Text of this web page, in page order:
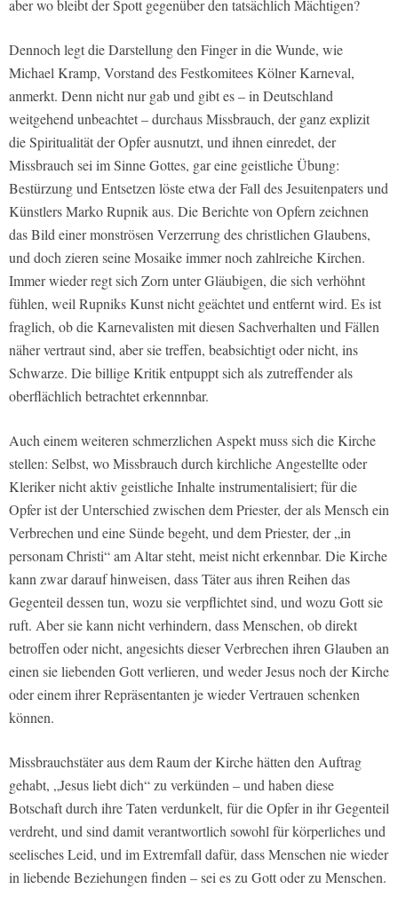
aber wo bleibt der Spott gegenüber den tatsächlich Mächtigen?
Dennoch legt die Darstellung den Finger in die Wunde, wie
Michael Kramp, Vorstand des Festkomitees Kölner Karneval,
anmerkt. Denn nicht nur gab und gibt es – in Deutschland
weitgehend unbeachtet – durchaus Missbrauch, der ganz explizit
die Spiritualität der Opfer ausnutzt, und ihnen einredet, der
Missbrauch sei im Sinne Gottes, gar eine geistliche Übung:
Bestürzung und Entsetzen löste etwa der Fall des Jesuitenpaters und
Künstlers Marko Rupnik aus. Die Berichte von Opfern zeichnen
das Bild einer monströsen Verzerrung des christlichen Glaubens,
und doch zieren seine Mosaike immer noch zahlreiche Kirchen.
Immer wieder regt sich Zorn unter Gläubigen, die sich verhöhnt
fühlen, weil Rupniks Kunst nicht geächtet und entfernt wird. Es ist
fraglich, ob die Karnevalisten mit diesen Sachverhalten und Fällen
näher vertraut sind, aber sie treffen, beabsichtigt oder nicht, ins
Schwarze. Die billige Kritik entpuppt sich als zutreffender als
oberflächlich betrachtet erkennnbar.
Auch einem weiteren schmerzlichen Aspekt muss sich die Kirche
stellen: Selbst, wo Missbrauch durch kirchliche Angestellte oder
Kleriker nicht aktiv geistliche Inhalte instrumentalisiert; für die
Opfer ist der Unterschied zwischen dem Priester, der als Mensch ein
Verbrechen und eine Sünde begeht, und dem Priester, der „in
personam Christi“ am Altar steht, meist nicht erkennbar. Die Kirche
kann zwar darauf hinweisen, dass Täter aus ihren Reihen das
Gegenteil dessen tun, wozu sie verpflichtet sind, und wozu Gott sie
ruft. Aber sie kann nicht verhindern, dass Menschen, ob direkt
betroffen oder nicht, angesichts dieser Verbrechen ihren Glauben an
einen sie liebenden Gott verlieren, und weder Jesus noch der Kirche
oder einem ihrer Repräsentanten je wieder Vertrauen schenken
können.
Missbrauchstäter aus dem Raum der Kirche hätten den Auftrag
gehabt, „Jesus liebt dich“ zu verkünden – und haben diese
Botschaft durch ihre Taten verdunkelt, für die Opfer in ihr Gegenteil
verdreht, und sind damit verantwortlich sowohl für körperliches und
seelisches Leid, und im Extremfall dafür, dass Menschen nie wieder
in liebende Beziehungen finden – sei es zu Gott oder zu Menschen.